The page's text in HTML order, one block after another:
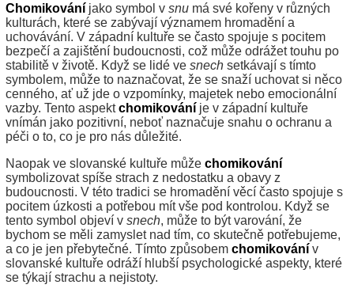
Chomikování jako symbol v snu má své kořeny v různých
kulturách, které se zabývají významem hromadění a
uchovávání. V západní kultuře se často spojuje s pocitem
bezpečí a zajištění budoucnosti, což může odrážet touhu po
stabilitě v životě. Když se lidé ve snech setkávají s tímto
symbolem, může to naznačovat, že se snaží uchovat si něco
cenného, ať už jde o vzpomínky, majetek nebo emocionální
vazby. Tento aspektchomikování je v západní kultuře
vnímán jako pozitivní, neboť naznačuje snahu o ochranu a
péči o to, co je pro nás důležité.
Naopak ve slovanské kultuře může chomikování
symbolizovat spíše strach z nedostatku a obavy z
budoucnosti. V této tradici se hromadění věcí často spojuje s
pocitem úzkosti a potřebou mít vše pod kontrolou. Když se
tento symbol objeví v snech, může to být varování, že
bychom se měli zamyslet nad tím, co skutečně potřebujeme,
a co je jen přebytečné. Tímto způsobem chomikování v
slovanské kultuře odráží hlubší psychologické aspekty, které
se týkají strachu a nejistoty.